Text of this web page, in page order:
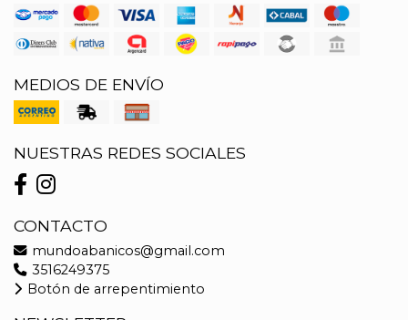
MEDIOS DE ENVÍO
NUESTRAS REDES SOCIALES
CONTACTO
mundoabanicos@gmail.com
3516249375
Botón de arrepentimiento